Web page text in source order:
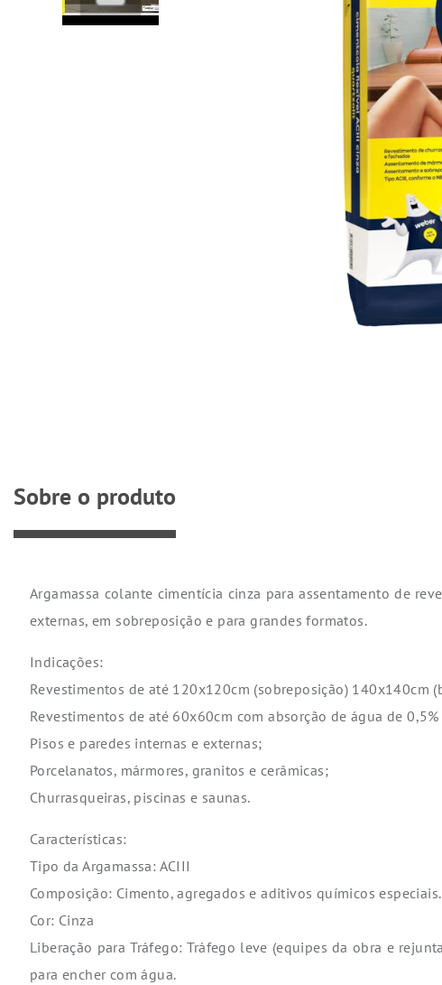
Sobre o produto
Argamassa colante cimentícia cinza para assentamento de
externas, em sobreposição e para grandes formatos.
Indicações:
Revestimentos de até 120x120cm (sobreposição) 140x140cm
Revestimentos de até 60x60cm com absorção de água de
Pisos e paredes internas e externas;
Porcelanatos, mármores, granitos e cerâmicas;
Churrasqueiras, piscinas e saunas.
Características:
Tipo da Argamassa: ACIII
Composição: Cimento, agregados e aditivos químicos especiais.
Cor: Cinza
Liberação para Tráfego: Tráfego leve (equipes da obra e
para encher com água.